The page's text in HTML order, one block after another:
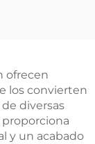
ofrecen
los convierten
diversas
y un acabado